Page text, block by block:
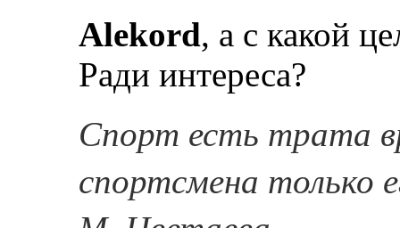
Alekord, а с какой
Ради интереса?
Спорт есть трата
спортсмена только